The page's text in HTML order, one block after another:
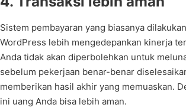
Sistem pembayaran yang biasanya
WordPress lebih mengedepankan kinerja
Anda tidak akan diperbolehkan untuk
sebelum pekerjaan benar-benar
memberikan hasil akhir yang memuaskan.
ini uang Anda bisa lebih aman.